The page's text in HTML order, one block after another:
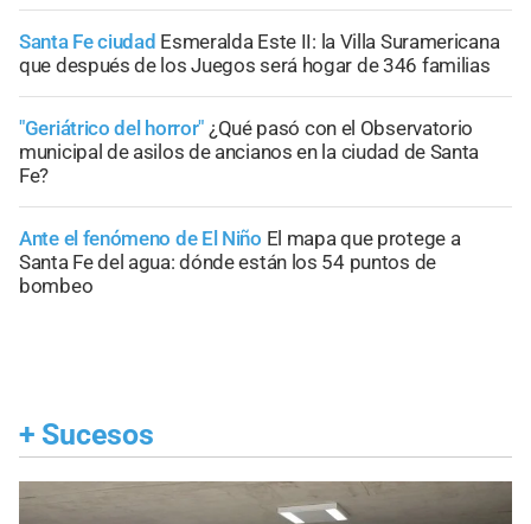
Santa Fe ciudad Esmeralda Este II: la Villa Suramericana
que después de los Juegos será hogar de 346 familias
"Geriátrico del horror" ¿Qué pasó con el Observatorio
municipal de asilos de ancianos en la ciudad de Santa
Fe?
Ante el fenómeno de El Niño El mapa que protege a
Santa Fe del agua: dónde están los 54 puntos de
bombeo
+ Sucesos